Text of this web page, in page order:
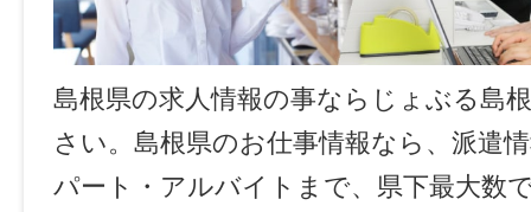
島根県の求人情報の事ならじょぶる島
さい。島根県のお仕事情報なら、派遣
パート・アルバイトまで、県下最大数